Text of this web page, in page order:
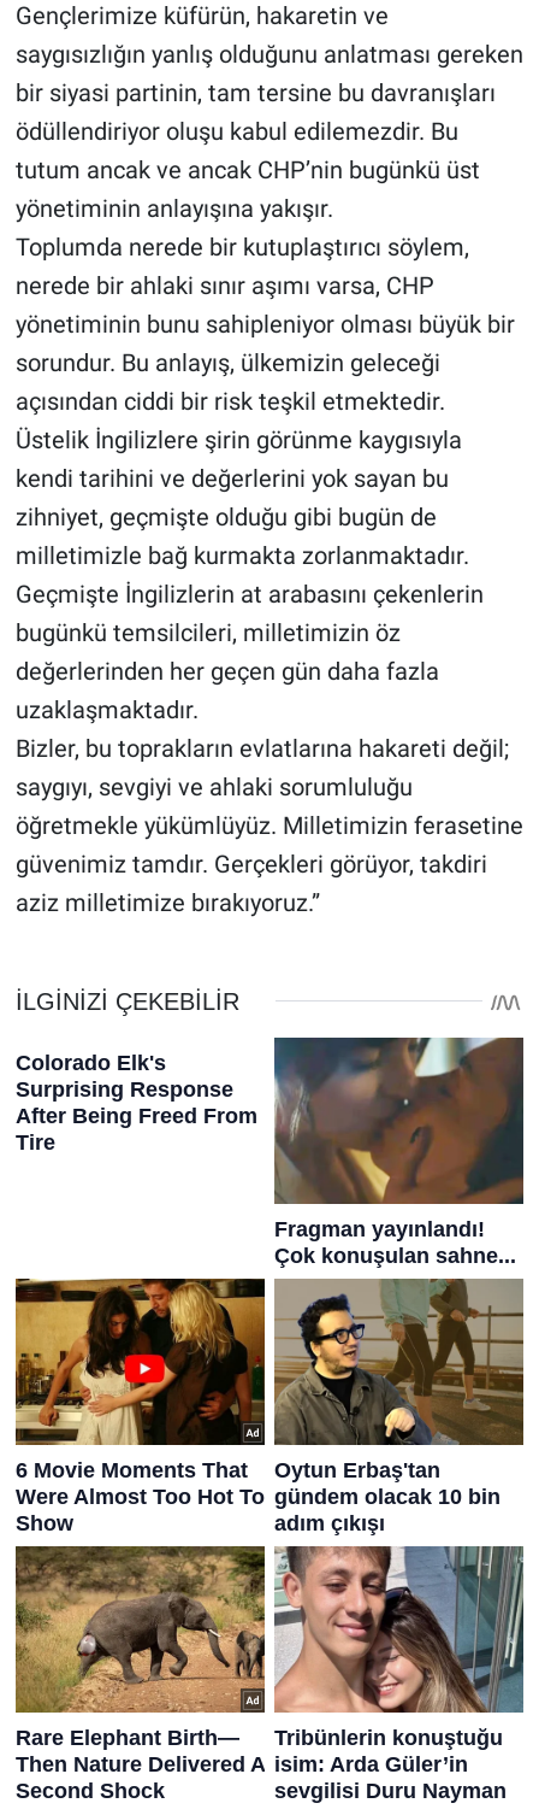
Gençlerimize küfürün, hakaretin ve
saygısızlığın yanlış olduğunu anlatması gereken
bir siyasi partinin, tam tersine bu davranışları
ödüllendiriyor oluşu kabul edilemezdir. Bu
tutum ancak ve ancak CHP’nin bugünkü üst
yönetiminin anlayışına yakışır.
Toplumda nerede bir kutuplaştırıcı söylem,
nerede bir ahlaki sınır aşımı varsa, CHP
yönetiminin bunu sahipleniyor olması büyük bir
sorundur. Bu anlayış, ülkemizin geleceği
açısından ciddi bir risk teşkil etmektedir.
Üstelik İngilizlere şirin görünme kaygısıyla
kendi tarihini ve değerlerini yok sayan bu
zihniyet, geçmişte olduğu gibi bugün de
milletimizle bağ kurmakta zorlanmaktadır.
Geçmişte İngilizlerin at arabasını çekenlerin
bugünkü temsilcileri, milletimizin öz
değerlerinden her geçen gün daha fazla
uzaklaşmaktadır.
Bizler, bu toprakların evlatlarına hakareti değil;
saygıyı, sevgiyi ve ahlaki sorumluluğu
öğretmekle yükümlüyüz. Milletimizin ferasetine
güvenimiz tamdır. Gerçekleri görüyor, takdiri
aziz milletimize bırakıyoruz.”